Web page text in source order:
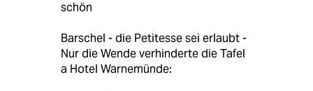
schön
Barschel - die Petitesse sei erlaubt -
Nur die Wende verhinderte die Tafel
a Hotel Warnemünde: